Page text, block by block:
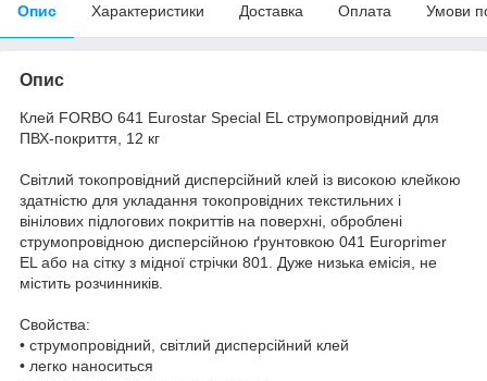
Опис Характеристики Доставка Оплата Умови
Опис
Клей FORBO 641 Eurostar Special EL струмопровідний для
ПВХ-покриття, 12 кг
Світлий токопровідний дисперсійний клей із високою клейкою
здатністю для укладання токопровідних текстильних і
вінілових підлогових покриттів на поверхні, оброблені
струмопровідною дисперсійною ґрунтовкою 041 Europrimer
EL або на сітку з мідної стрічки 801. Дуже низька емісія, не
містить розчинників.
Свойства:
• струмопровідний, світлий дисперсійний клей
• легко наноситься